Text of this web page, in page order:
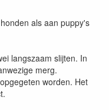
als aan puppy's
langszaam slijten. In
merg.
worden. Het